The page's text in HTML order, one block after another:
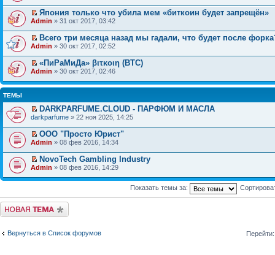
Япония только что убила мем «биткоин будет запрещён»
Admin » 31 окт 2017, 03:42
Всего три месяца назад мы гадали, что будет после
Admin » 30 окт 2017, 02:52
«ПиРаМиДа» βιτκοιη (BTC)
Admin » 30 окт 2017, 02:46
ТЕМЫ
DARKPARFUME.CLOUD - ПАРФЮМ И МАСЛА
darkparfume » 22 ноя 2025, 14:25
ООО "Просто Юрист"
Admin » 08 фев 2016, 14:34
NovoTech Gambling Industry
Admin » 08 фев 2016, 14:29
Показать темы за:
Начать новую тему
Вернуться в Список форумов Перейти: